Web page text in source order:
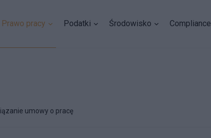
Prawo pracy Podatki Środowisko Compliance
umowy o pracę